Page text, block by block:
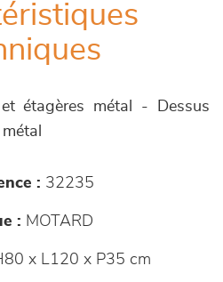
étagères métal - Dessus
: 32235
: MOTARD
x L120 x P35 cm